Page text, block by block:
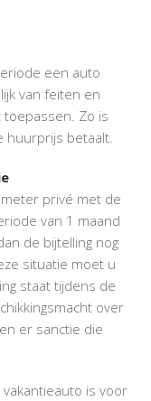
een auto
van feiten en
Zo is
huurprijs betaalt.
privé met de
van 1 maand
de bijtelling nog
situatie moet u
staat tijdens de
over
er sanctie die
is voor